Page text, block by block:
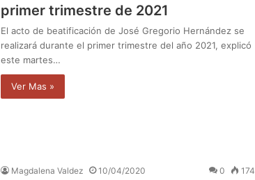
primer trimestre de 2021
El acto de beatificación de José Gregorio Hernández se
realizará durante el primer trimestre del año 2021, explicó
este martes…
Ver Mas »
Magdalena Valdez 10/04/2020 0 174